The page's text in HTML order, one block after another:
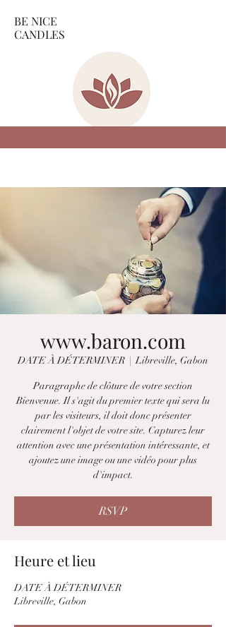
BE NICE
CANDLES
www.baron.com
DATE À DÉTERMINER
  |
Libreville, Gabon
Paragraphe de clôture de votre section
Bienvenue. Il s'agit du premier texte qui sera lu
par les visiteurs, il doit donc présenter
clairement l'objet de votre site. Capturez leur
attention avec une présentation intéressante, et
ajoutez une image ou une vidéo pour plus
d'impact.
RSVP
Heure et lieu
DATE À DÉTERMINER
Libreville, Gabon